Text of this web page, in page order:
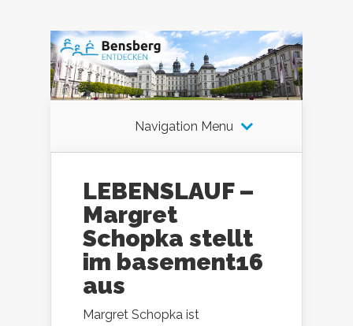
Navigation Menu
LEBENSLAUF –
Margret
Schopka stellt
im basement16
aus
Margret Schopka ist